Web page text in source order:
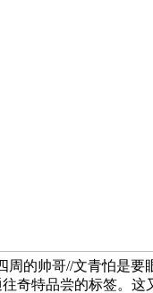
周的帅哥//文青怕是要
奇特品尝的标签。这